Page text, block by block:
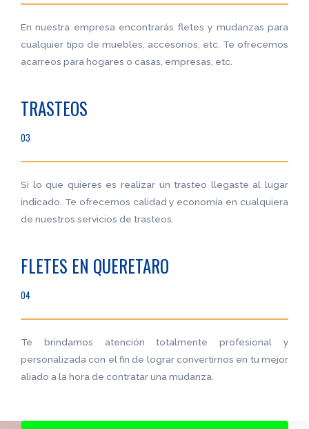
En nuestra empresa encontrarás fletes y mudanzas para
cualquier tipo de muebles, accesorios, etc. Te ofrecemos
acarreos para hogares o casas, empresas, etc.
TRASTEOS
03
Si lo que quieres es realizar un trasteo llegaste al lugar
indicado. Te ofrecemos calidad y economía en cualquiera
de nuestros servicios de trasteos.
FLETES EN QUERETARO
04
Te brindamos atención totalmente profesional y
personalizada con el fin de lograr convertirnos en tu mejor
aliado a la hora de contratar una mudanza.